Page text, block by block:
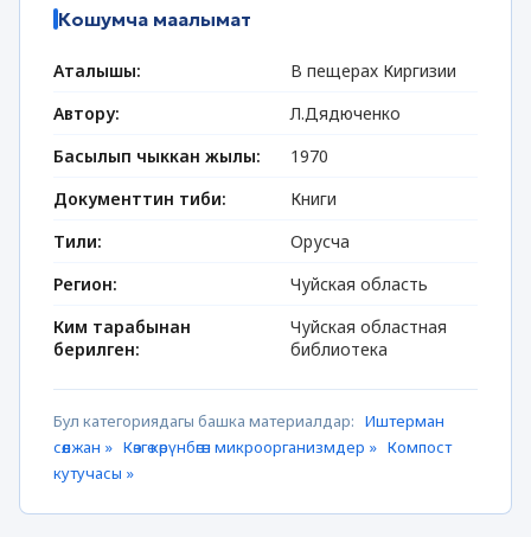
Кошумча маалымат
Аталышы:
В пещерах Киргизии
Автору:
Л.Дядюченко
Басылып чыккан жылы:
1970
Документтин тиби:
Книги
Тили:
Орусча
Регион:
Чуйская область
Ким тарабынан
берилген:
Чуйская областная
библиотека
Бул категориядагы башка материалдар: Иштерман
сөөлжан » Көзгө көрүнбөгөн микроорганизмдер » Компост
кутучасы »